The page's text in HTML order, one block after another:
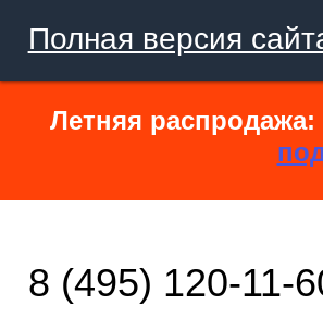
Полная версия
Летняя
8 (495) 120-11-